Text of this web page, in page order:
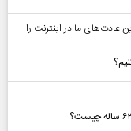
ما در اینترنت را